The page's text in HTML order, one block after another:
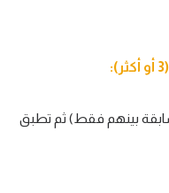
بينهم فقط) ثم تطبق